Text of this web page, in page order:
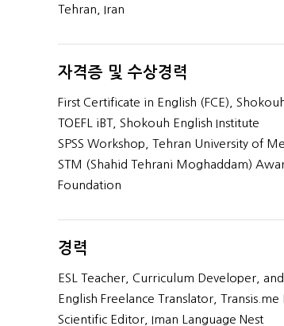
Tehran, Iran
자격증 및 수상경력
First Certificate in English (FCE),
TOEFL iBT, Shokouh English Institute
SPSS Workshop, Tehran University of
STM (Shahid Tehrani Moghaddam)
Foundation
경력
ESL Teacher, Curriculum Developer,
English Freelance Translator,
Scientific Editor, Iman Language Nest